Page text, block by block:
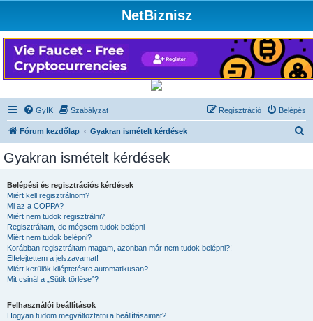
NetBiznisz
GyIK Szabályzat Belépés
Regisztráció
Fórum kezdőlap Gyakran ismételt kérdések
Gyakran ismételt kérdések
Belépési és regisztrációs kérdések
Miért kell regisztrálnom?
Mi az a COPPA?
Miért nem tudok regisztrálni?
Regisztráltam, de mégsem tudok belépni
Miért nem tudok belépni?
Korábban regisztráltam magam, azonban már nem tudok belépni?!
Elfelejtettem a jelszavamat!
Miért kerülök kiléptetésre automatikusan?
Mit csinál a „Sütik törlése”?
Felhasználói beállítások
Hogyan tudom megváltoztatni a beállításaimat?